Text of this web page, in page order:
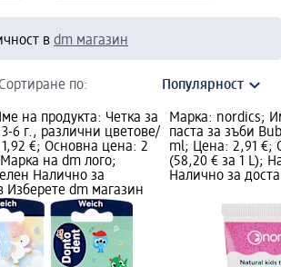
в dm магазин
по:
на продукта: Четка за
6 г., различни цветове/
€; Основна цена: 2
на dm лого;
Налично за
Изберете dm магазин
Марка: nordics;
паста за зъби
ml; Цена: 2,91 €;
(58,20 € за 1 L);
Налично за